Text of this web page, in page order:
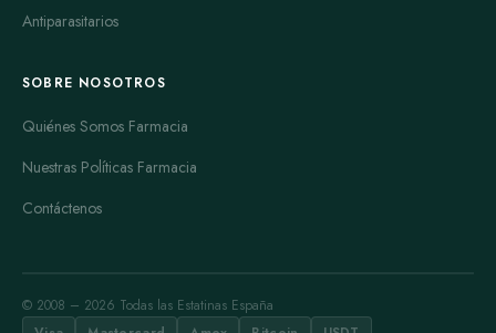
Antiparasitarios
SOBRE NOSOTROS
Quiénes Somos Farmacia
Nuestras Políticas Farmacia
Contáctenos
© 2008 – 2026 Todas las Estatinas España